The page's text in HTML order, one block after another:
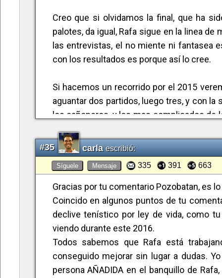
Creo que si olvidamos la final, que ha
palotes, da igual, Rafa sigue en la linea
las entrevistas, el no miente ni fantasea
con los resultados es porque así lo cree.
Si hacemos un recorrido por el 2015
aguantar dos partidos, luego tres, y con
los cañoneros, y los mas complicados de
llega a las finales, aunque no se lleve el
Ya sabéis que las cosas de palacio van
contacto, y bien pensado creo que es
demasiado, en cambio ganarlo
que puede ser el resto de la temporada.
Pues eso, me saco mis propias
pascuas !!
Venga Rafa!! a por el 2016 que vamos bien.
#35 carlaescribió:
Síguele Mensaje 335 391 663
Gracias por tu comentario Pozobatan, es
Coincido en algunos puntos de tu
declive tenístico por ley de vida, como
viendo durante este 2016.
Todos sabemos que Rafa está
conseguido mejorar sin lugar a dudas.
persona AÑADIDA en el banquillo de